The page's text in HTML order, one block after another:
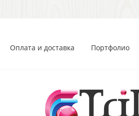
Оплата и доставка Портфолио